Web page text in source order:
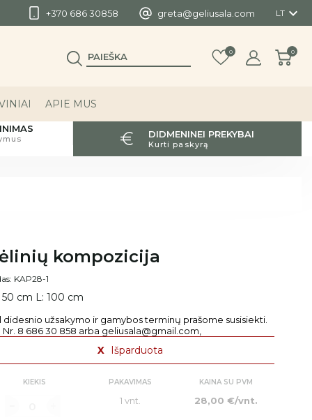
+370 686 30858 greta@geliusala.com LT 
0 0
APIE MUS
DIDMENINEI PREKYBAI
Kurti paskyrą
kompozicija
KAP28-1
50 cm L: 100 cm
didesnio užsakymo ir gamybos terminų prašome susisiekti.
Nr. 8 686 30 858 arba geliusala@gmail.com,
X Išparduota
KIEKIS PAKAVIMAS KAINA SU PVM
1 vnt. 28,00 €/vnt.